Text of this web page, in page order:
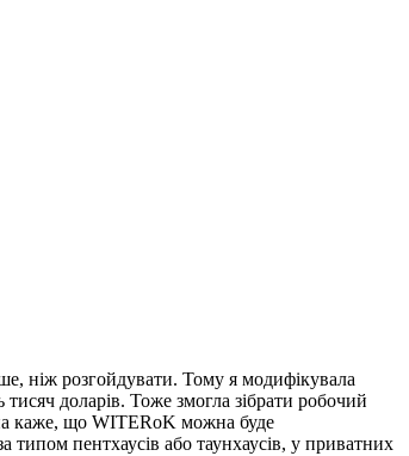
ніж розгойдувати. Тому я модифікувала
доларів. Тоже змогла зібрати робочий
каже, що WITERoK можна буде
типом пентхаусів або таунхаусів, у приватних